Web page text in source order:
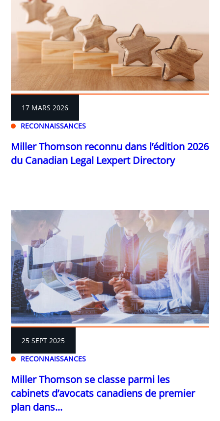
RECONNAISSANCES
17 MARS 2026
Miller Thomson reconnu dans l’édition 2026
du Canadian Legal Lexpert Directory
RECONNAISSANCES
25 SEPT 2025
Miller Thomson se classe parmi les
cabinets d’avocats canadiens de premier
plan dans...